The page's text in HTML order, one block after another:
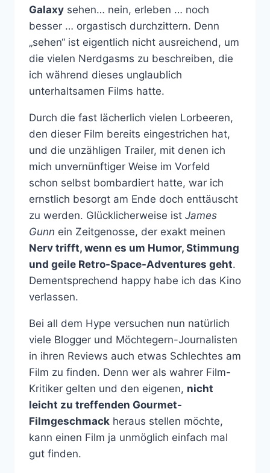
Galaxy sehen… nein, erleben … noch
besser … orgastisch durchzittern. Denn
„sehen“ ist eigentlich nicht ausreichend, um
die vielen Nerdgasms zu beschreiben, die
ich während dieses unglaublich
unterhaltsamen Films hatte.
Durch die fast lächerlich vielen Lorbeeren,
den dieser Film bereits eingestrichen hat,
und die unzähligen Trailer, mit denen ich
mich unvernünftiger Weise im Vorfeld
schon selbst bombardiert hatte, war ich
ernstlich besorgt am Ende doch enttäuscht
zu werden. Glücklicherweise ist James
Gunn ein Zeitgenosse, der exakt meinen
Nerv trifft, wenn es um Humor, Stimmung
und geile Retro-Space-Adventures geht.
Dementsprechend happy habe ich das Kino
verlassen.
Bei all dem Hype versuchen nun natürlich
viele Blogger und Möchtegern-Journalisten
in ihren Reviews auch etwas Schlechtes am
Film zu finden. Denn wer als wahrer Film-
Kritiker gelten und den eigenen, nicht
leicht zu treffenden Gourmet-
Filmgeschmack heraus stellen möchte,
kann einen Film ja unmöglich einfach mal
gut finden.